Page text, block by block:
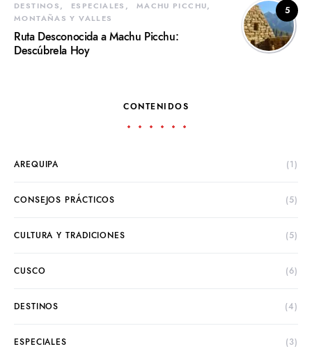
5
DESTINOS ESPECIALES
MACHU PICCHU
MONTAÑAS Y VALLES
Ruta Desconocida a Machu Picchu:
Descúbrela Hoy
CONTENIDOS
AREQUIPA (1)
CONSEJOS PRÁCTICOS (5)
CULTURA Y TRADICIONES (5)
CUSCO (6)
DESTINOS (4)
ESPECIALES (3)